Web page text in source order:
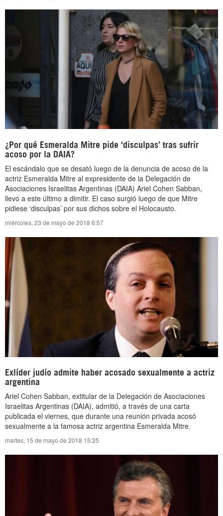
¿Por qué Esmeralda Mitre pide ‘disculpas’ tras sufrir
acoso por la DAIA?
El escándalo que se desató luego de la denuncia de acoso de la
actriz Esmeralda Mitre al expresidente de la Delegación de
Asociaciones Israelitas Argentinas (DAIA) Ariel Cohen Sabban,
llevó a este último a dimitir. El caso surgió luego de que Mitre
pidiese ‘disculpas’ por sus dichos sobre el Holocausto.
miércoles, 23 de mayo de 2018 6:57
Exlíder judío admite haber acosado sexualmente a actriz
argentina
Ariel Cohen Sabban, extitular de la Delegación de Asociaciones
Israelitas Argentinas (DAIA), admitió, a través de una carta
publicada el viernes, que durante una reunión privada acosó
sexualmente a la famosa actriz argentina Esmeralda Mitre.
martes, 15 de mayo de 2018 15:25